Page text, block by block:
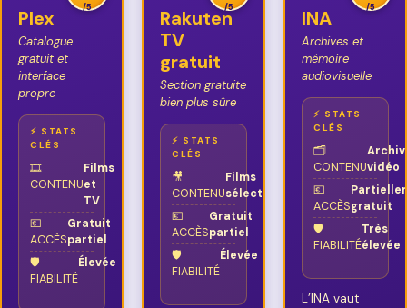
/5
Plex
Catalogue
gratuit et
interface
propre
⚡ STATS
CLÉS
🎞️
CONTENU
Films
et
TV
💶
ACCÈS
Gratuit
partiel
🛡️
FIABILITÉ
Élevée
/5
Rakuten
TV
gratuit
Section gratuite
bien plus sûre
⚡ STATS
CLÉS
🎥
CONTENU
Films
sélectionnés
💶
ACCÈS
Gratuit
partiel
🛡️
FIABILITÉ
Élevée
/5
INA
Archives et
mémoire
audiovisuelle
⚡ STATS
CLÉS
🗂️
CONTENUvidéo
💶
ACCÈSgratuit
🛡️
FIABILITÉ
Très
élevée
L’INA vaut